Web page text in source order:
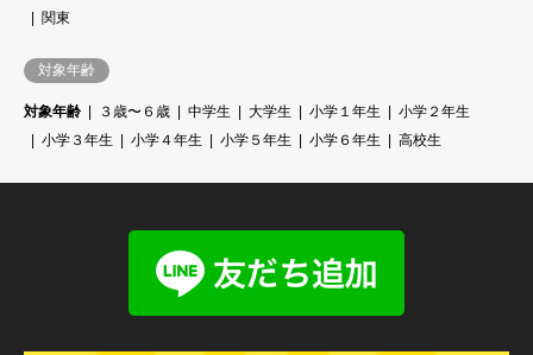
関東
対象年齢
対象年齢 ３歳〜６歳 中学生 大学生 小学１年生
小学２年生
小学３年生
小学４年生 小学５年生 小学６年生 高校生